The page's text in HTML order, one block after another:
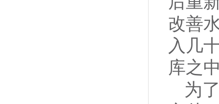
改善
入几
库之
为